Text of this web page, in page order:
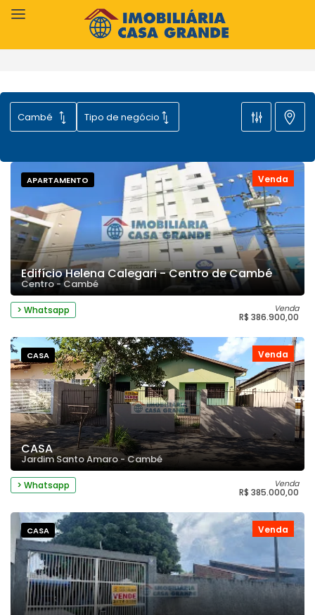
Venda
APARTAMENTO
Edifício Helena Calegari - Centro de Cambé
Centro - Cambé
> Whatsapp Venda
R$ 386.900,00
Venda
CASA
CASA
Jardim Santo Amaro - Cambé
> Whatsapp Venda
R$ 385.000,00
Venda
CASA